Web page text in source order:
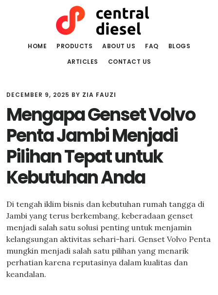
HOME PRODUCTS ABOUT US FAQ
BLOGS
ARTICLES
CONTACT US
DECEMBER 9, 2025 BY ZIA FAUZI
Mengapa Genset Volvo
Penta Jambi Menjadi
Pilihan Tepat untuk
Kebutuhan Anda
Di tengah iklim bisnis dan kebutuhan rumah tangga di
Jambi yang terus berkembang, keberadaan genset
menjadi salah satu solusi penting untuk menjamin
kelangsungan aktivitas sehari-hari. Genset Volvo Penta
mungkin menjadi salah satu pilihan yang menarik
perhatian karena reputasinya dalam kualitas dan
keandalan.